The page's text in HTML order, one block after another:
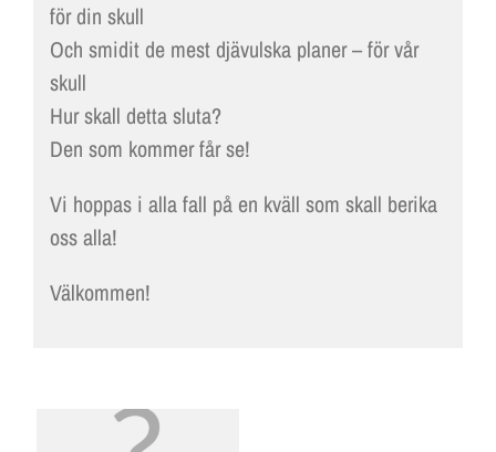
för din skull
Och smidit de mest djävulska planer – för vår
skull
Hur skall detta sluta?
Den som kommer får se!
Vi hoppas i alla fall på en kväll som skall berika
oss alla!
Välkommen!